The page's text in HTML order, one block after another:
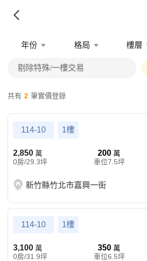
年份 格局 樓層
剔除特殊/一樓交易
共有 2 筆實價登錄
114-10 1樓
2,850 萬
0房/29.3坪
200萬
車位7.5坪
新竹縣竹北市嘉興一街
114-10 1樓
3,100 萬
0房/31.9坪
350萬
車位6.5坪